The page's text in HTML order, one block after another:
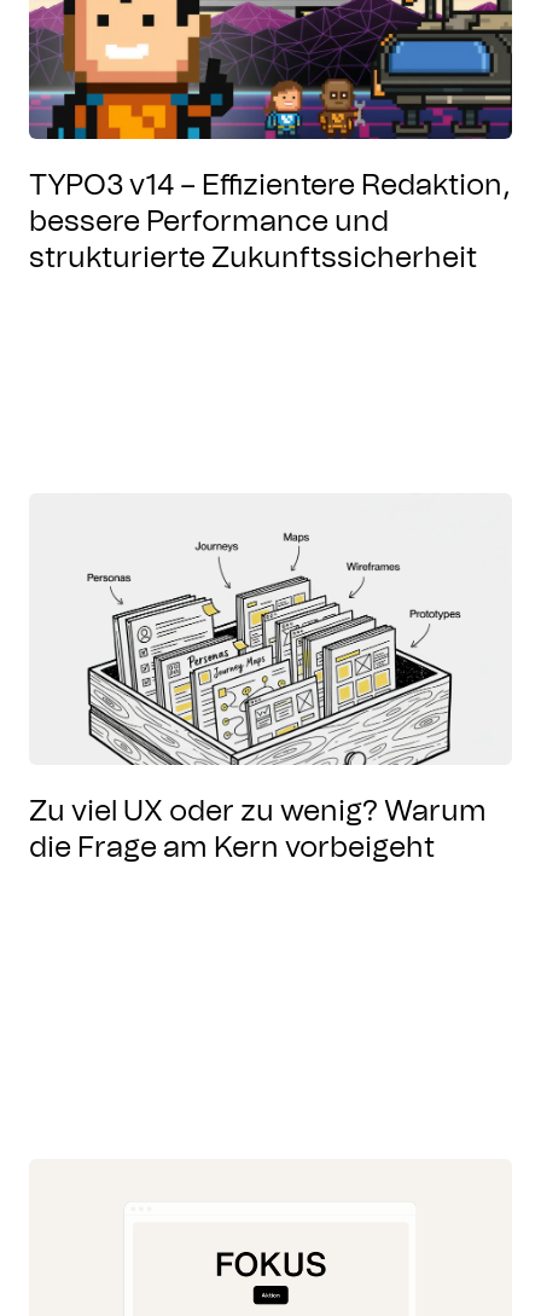
TYPO3 v14 – Effizientere Redaktion,
bessere Performance und
strukturierte Zukunftssicherheit
Zu viel UX oder zu wenig? Warum
die Frage am Kern vorbeigeht